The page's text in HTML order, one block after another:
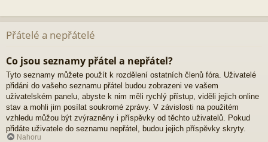
Přátelé a nepřátelé
Co jsou seznamy přátel a nepřátel?
Tyto seznamy můžete použít k rozdělení ostatních členů fóra. Uživatelé
přidáni do vašeho seznamu přátel budou zobrazeni ve vašem
uživatelském panelu, abyste k nim měli rychlý přístup, viděli jejich online
stav a mohli jim posílat soukromé zprávy. V závislosti na použitém
vzhledu můžou být zvýrazněny i příspěvky od těchto uživatelů. Pokud
přidáte uživatele do seznamu nepřátel, budou jejich příspěvky skryty.
Nahoru